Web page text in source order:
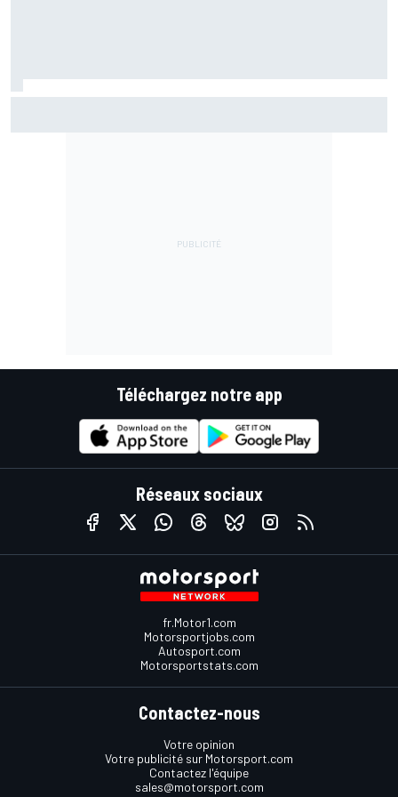
Téléchargez notre app
Réseaux sociaux
fr.Motor1.com
Motorsportjobs.com
Autosport.com
Motorsportstats.com
Contactez-nous
Votre opinion
Votre publicité sur Motorsport.com
Contactez l'équipe
sales@motorsport.com